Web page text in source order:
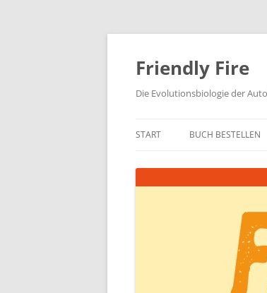
Zum
springen
Friendly Fire
Die Evolutionsbiologie der
START BUCH BESTELLEN